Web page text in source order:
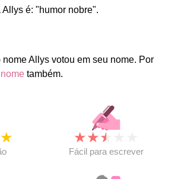
é: "humor nobre".
Allys votou em seu nome. Por
também.
★ ★★★
Fácil para escrever